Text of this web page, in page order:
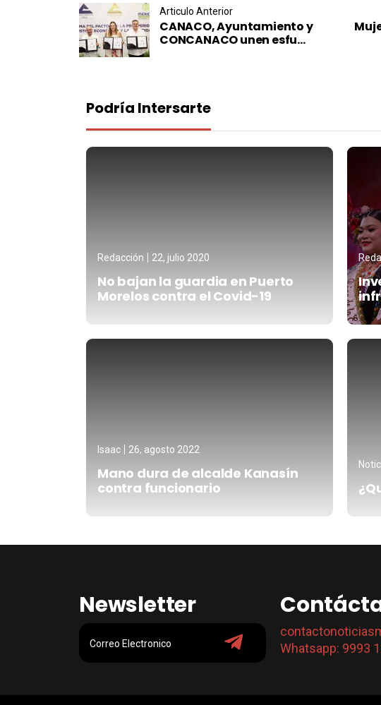
Post navigation
Articulo Anterior
CANACO, Ayuntamiento y
CONCANACO unen esfu...
Podría Intersarte
Redacción 22, julio 2020
No bajan la guardia en Puerto
Morelos contra el Covid-19
Isaac 26, agosto 2022
Mano dura de alcalde Kanasín
contra funcionario
Newsletter
Whatsapp: 9993